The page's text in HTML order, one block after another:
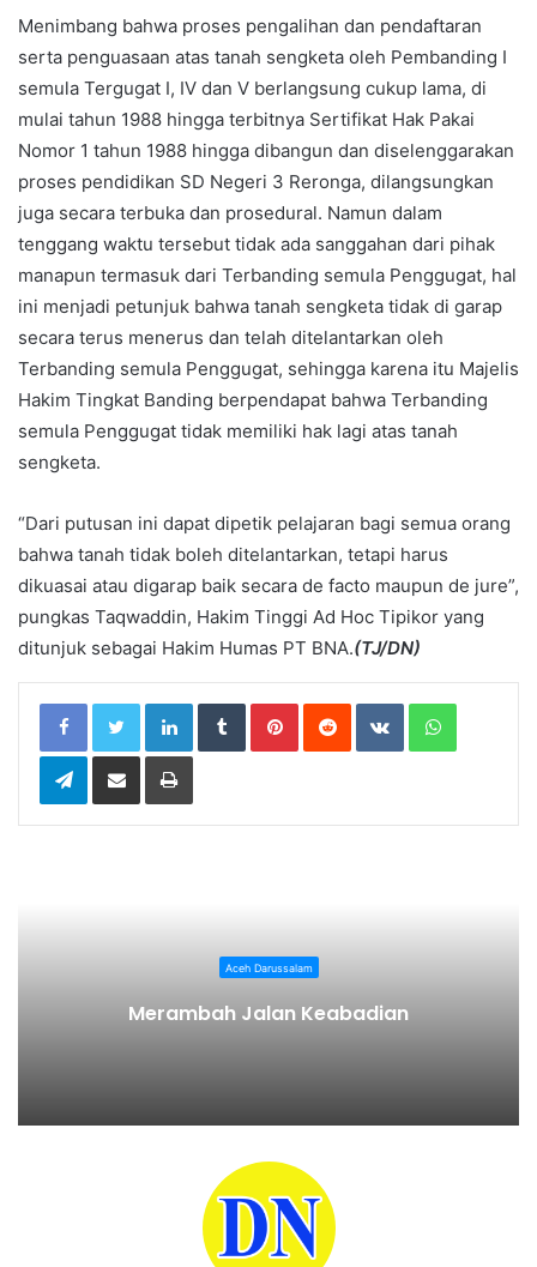
Menimbang bahwa proses pengalihan dan pendaftaran
serta penguasaan atas tanah sengketa oleh Pembanding I
semula Tergugat I, IV dan V berlangsung cukup lama, di
mulai tahun 1988 hingga terbitnya Sertifikat Hak Pakai
Nomor 1 tahun 1988 hingga dibangun dan diselenggarakan
proses pendidikan SD Negeri 3 Reronga, dilangsungkan
juga secara terbuka dan prosedural. Namun dalam
tenggang waktu tersebut tidak ada sanggahan dari pihak
manapun termasuk dari Terbanding semula Penggugat, hal
ini menjadi petunjuk bahwa tanah sengketa tidak di garap
secara terus menerus dan telah ditelantarkan oleh
Terbanding semula Penggugat, sehingga karena itu Majelis
Hakim Tingkat Banding berpendapat bahwa Terbanding
semula Penggugat tidak memiliki hak lagi atas tanah
sengketa.
“Dari putusan ini dapat dipetik pelajaran bagi semua orang
bahwa tanah tidak boleh ditelantarkan, tetapi harus
dikuasai atau digarap baik secara de facto maupun de jure”,
pungkas Taqwaddin, Hakim Tinggi Ad Hoc Tipikor yang
ditunjuk sebagai Hakim Humas PT BNA.(TJ/DN)
LinkedIn Tumblr Pinterest Reddit VKontakte
Telegram Print
Aceh Darussalam
Merambah Jalan Keabadian